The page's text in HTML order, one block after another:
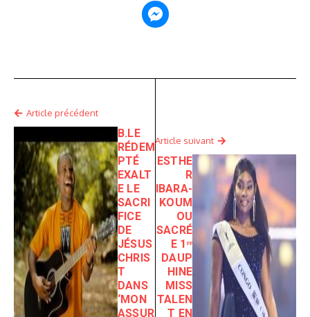
Article précédent
B.LE
RÉDEM
PTÉ
EXALT
E LE
SACRI
FICE
DE
JÉSUS
CHRIS
T
DANS
‘MON
ASSUR
Article suivant
ESTHE
R
IBARA-
KOUM
OU
SACRÉ
E 1ʳᵉ
DAUP
HINE
MISS
TALEN
T EN